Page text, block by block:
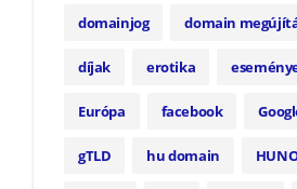
domainjog domain
díjak erotika
Európa facebook
gTLD hu domain